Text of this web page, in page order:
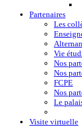
Partenaires
Les
Vie
Nos
Nos
FCPE
Nos
Le
Visite virtuelle